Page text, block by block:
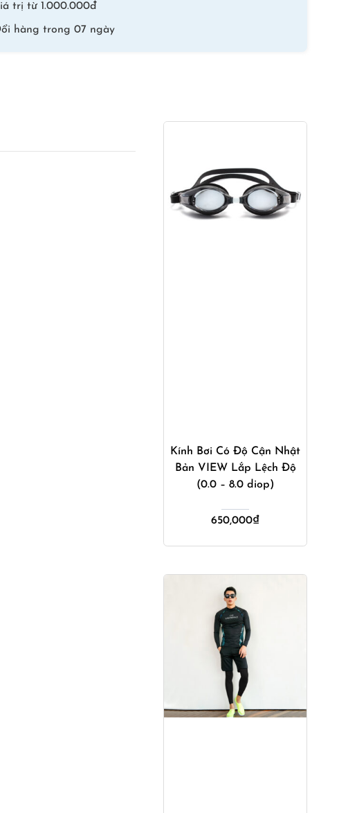
Tuổi
Kèm
trị từ 1.000.000đ
hàng trong 07 ngày
Kính Bơi Có Độ Cận Nhật
Bản VIEW Lắp Lệch Độ
(0.0 – 8.0 diop)
650,000₫